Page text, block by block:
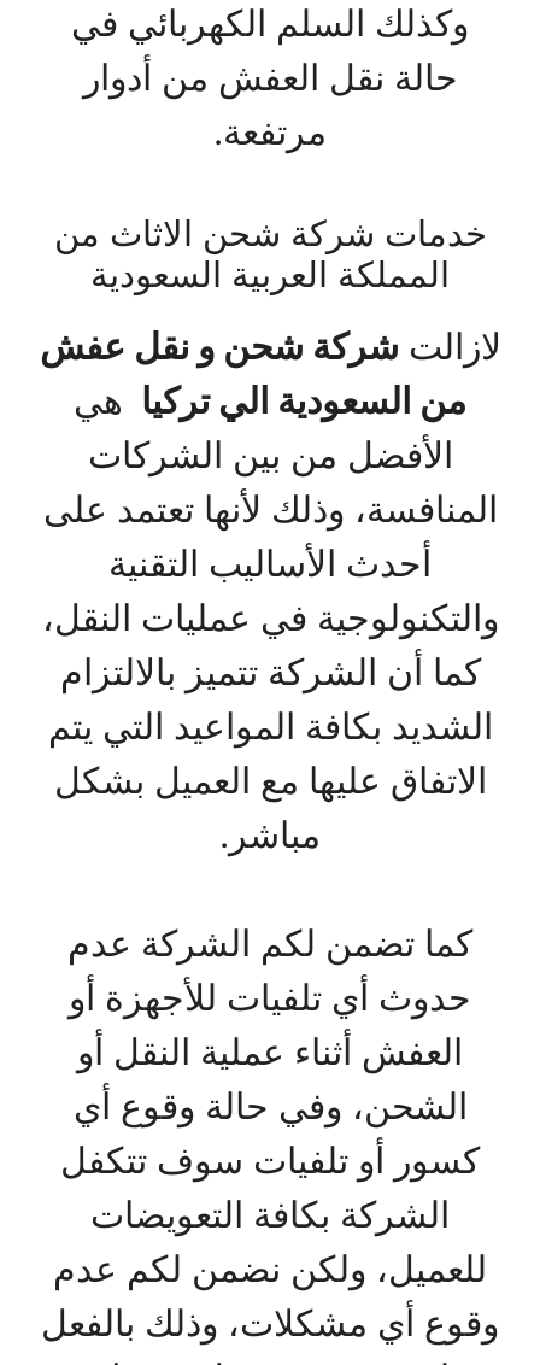
وكذلك السلم الكهربائي في
حالة نقل العفش من أدوار
مرتفعة.
خدمات شركة شحن الاثاث من
المملكة العربية السعودية
لازالت شركة شحن و نقل عفش
من السعودية الي تركيا هي
الأفضل من بين الشركات
المنافسة، وذلك لأنها تعتمد على
أحدث الأساليب التقنية
والتكنولوجية في عمليات النقل،
كما أن الشركة تتميز بالالتزام
الشديد بكافة المواعيد التي يتم
الاتفاق عليها مع العميل بشكل
مباشر.
كما تضمن لكم الشركة عدم
حدوث أي تلفيات للأجهزة أو
العفش أثناء عملية النقل أو
الشحن، وفي حالة وقوع أي
كسور أو تلفيات سوف تتكفل
الشركة بكافة التعويضات
للعميل، ولكن نضمن لكم عدم
وقوع أي مشكلات، وذلك بالفعل